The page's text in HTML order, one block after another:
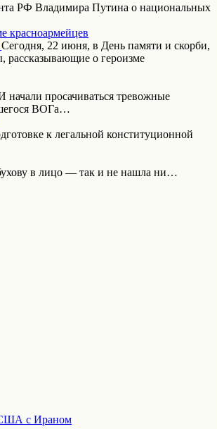
РФ Владимира Путина о национальных
красноармейцев
Сегодня, 22 июня, в День памяти и скорби,
рассказывающие о героизме
просачиваться тревожные
ВОГа…
к легальной конституционной
в лицо — так и не нашла ни…
США с Ираном